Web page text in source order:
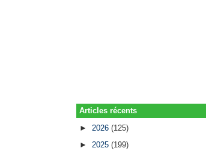
Articles récents
► 2026(125)
►2025(199)